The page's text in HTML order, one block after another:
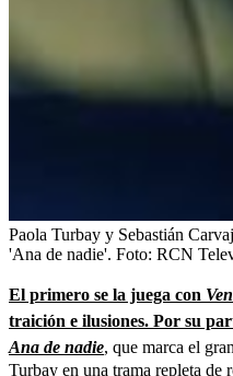
Paola Turbay y Sebastián
'Ana de nadie'. Foto: RCN
El primero se la juega con
traición e ilusiones. Por su
Ana de nadie, que marca el
Turbay en una trama repleta de